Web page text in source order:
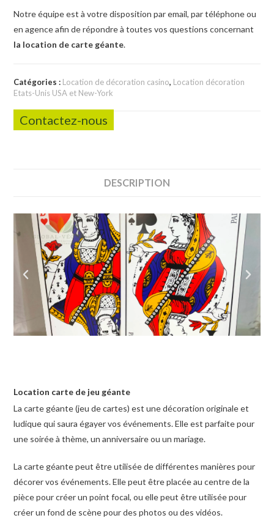
Notre équipe est à votre disposition par email, par téléphone ou
en agence afin de répondre à toutes vos questions concernant
la location de carte géante.
Catégories : Location de décoration casino, Location décoration
Etats-Unis USA et New-York
Contactez-nous
DESCRIPTION
Location carte de jeu géante
La carte géante (jeu de cartes) est une décoration originale et
ludique qui saura égayer vos événements. Elle est parfaite pour
une soirée à thème, un anniversaire ou un mariage.
La carte géante peut être utilisée de différentes manières pour
décorer vos événements. Elle peut être placée au centre de la
pièce pour créer un point focal, ou elle peut être utilisée pour
créer un fond de scène pour des photos ou des vidéos.